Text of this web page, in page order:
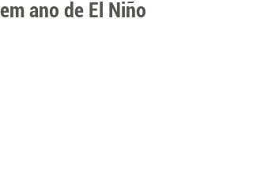
em ano de El Niño